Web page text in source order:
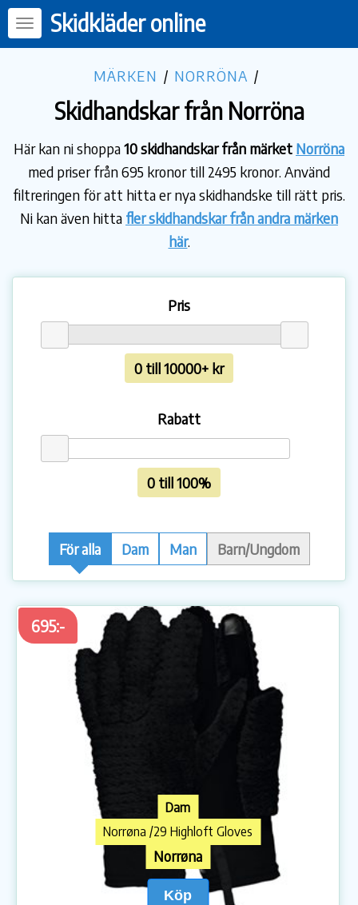
Skidkläder online
MÄRKEN / NORRÖNA /
Skidhandskar från Norröna
Här kan ni shoppa10 skidhandskar från märket Norröna
med priser från 695 kronor till 2495 kronor. Använd
filtreringen för att hitta er nya skidhandske till rätt pris.
Ni kan även hitta fler skidhandskar från andra märken
här.
Pris
0 till 10000+ kr
Rabatt
0 till 100%
För alla Dam Man Barn/Ungdom
695:-
Dam
Norrøna /29 Highloft Gloves
Norrøna
Köp